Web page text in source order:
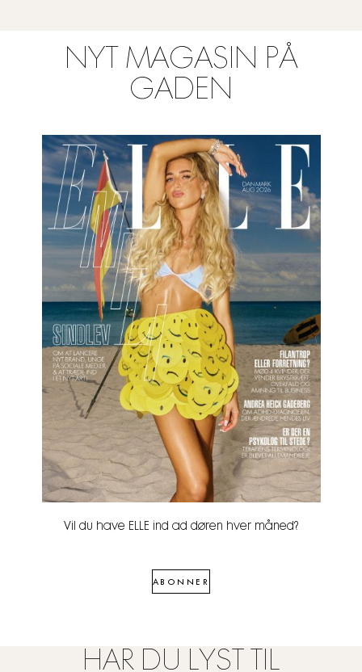
NYT MAGASIN PÅ
GADEN
Vil du have ELLE ind ad døren hver måned?
ABONNER
HAR DU LYST TIL